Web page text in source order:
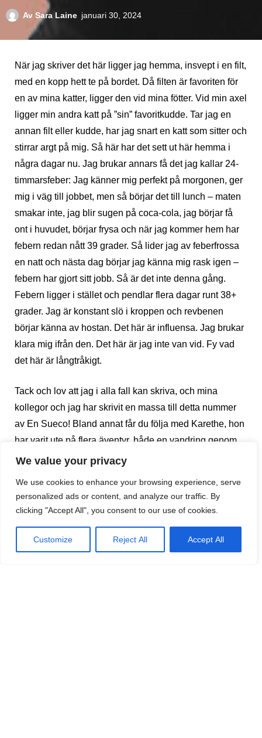
We value your privacy
We use cookies to enhance your browsing experience, serve
personalized ads or content, and analyze our traffic. By
clicking "Accept All", you consent to our use of cookies.
Customize Reject All Accept All
Av Sara Laine januari 30, 2024
När jag skriver det här ligger jag hemma, insvept i en filt,
med en kopp hett te på bordet. Då filten är favoriten för
en av mina katter, ligger den vid mina fötter. Vid min axel
ligger min andra katt på ”sin” favoritkudde. Tar jag en
annan filt eller kudde, har jag snart en katt som sitter och
stirrar argt på mig. Så här har det sett ut här hemma i
några dagar nu. Jag brukar annars få det jag kallar 24-
timmarsfeber: Jag känner mig perfekt på morgonen, ger
mig i väg till jobbet, men så börjar det till lunch – maten
smakar inte, jag blir sugen på coca-cola, jag börjar få
ont i huvudet, börjar frysa och när jag kommer hem har
febern redan nått 39 grader. Så lider jag av feberfrossa
en natt och nästa dag börjar jag känna mig rask igen –
febern har gjort sitt jobb. Så är det inte denna gång.
Febern ligger i stället och pendlar flera dagar runt 38+
grader. Jag är konstant slö i kroppen och revbenen
börjar känna av hostan. Det här är influensa. Jag brukar
klara mig ifrån den. Det här är jag inte van vid. Fy vad
det här är långtråkigt.
Tack och lov att jag i alla fall kan skriva, och mina
kollegor och jag har skrivit en massa till detta nummer
av En Sueco! Bland annat får du följa med Karethe, hon
har varit ute på flera äventyr, både en vandring genom
historien kring Caminto del Rey och hennes egen utflykt
Ja, ingen anledning till att ha långtråkigt så länge man
är frisk – det är bara att göra som Karethe och ge sig
Är äventyrandet inte för dig så kan du göra som Henrik,